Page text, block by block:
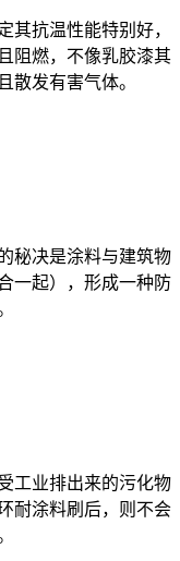
其抗温性能特别好，
阻燃，不像乳胶漆其
散发有害气体。
秘决是涂料与建筑物
一起），形成一种防
工业排出来的污化物
耐涂料刷后，则不会